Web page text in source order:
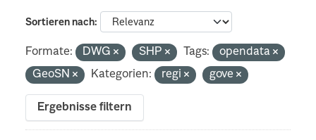
Sortieren nach
Formate: DWG SHP Tags:
opendata
GeoSN
Kategorien: regi gove
Ergebnisse filtern